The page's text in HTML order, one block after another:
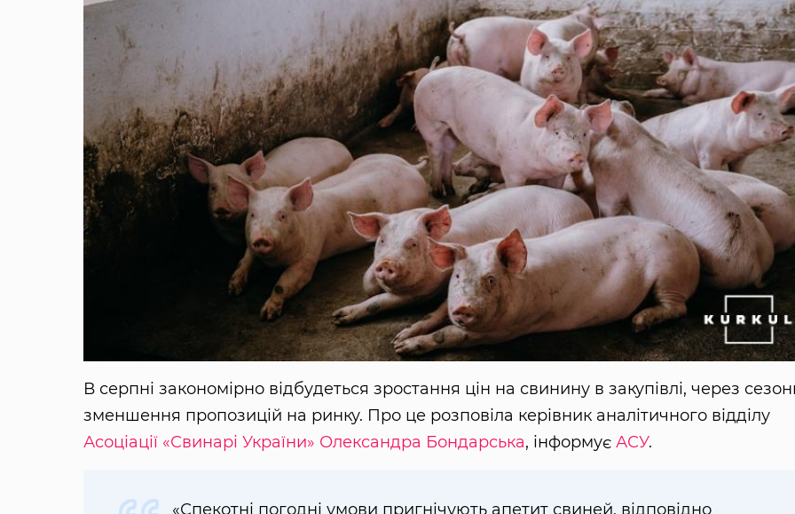
В серпні закономірно відбудеться зростання цін на свинину в закупівлі, через
зменшення пропозицій на ринку. Про це розповіла керівник аналітичного відділу
Асоціації «Свинарі України» Олександра Бондарська, інформує АСУ.
«Спекотні погодні умови пригнічують апетит свиней, відповідно